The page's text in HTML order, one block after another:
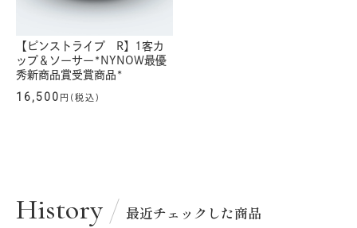
【ピンストライプ R】1客カ
ップ＆ソーサー*NYNOW最優
秀新商品賞受賞商品*
16,500 円(税込)
History 最近チェックした商品